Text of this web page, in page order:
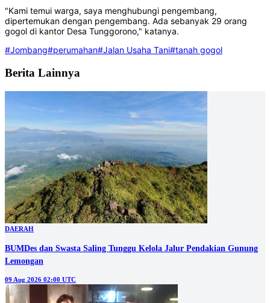
"Kami temui warga, saya menghubungi pengembang,
dipertemukan dengan pengembang. Ada sebanyak 29 orang
gogol di kantor Desa Tunggorono," katanya.
#Jombang#perumahan#Jalan Usaha Tani#tanah gogol
Berita Lainnya
DAERAH
BUMDes dan Swasta Saling Tunggu Kelola Jalur Pendakian Gunung
Lemongan
09 Aug 2026 02:00 UTC